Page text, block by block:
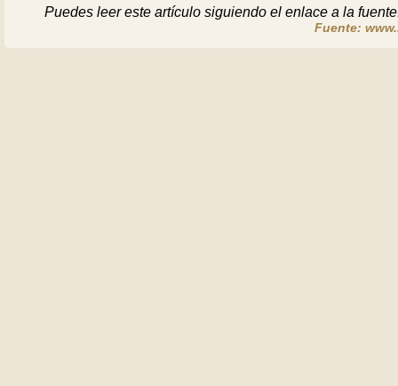
Puedes leer este artículo siguiendo el enlace a la
Fuente: